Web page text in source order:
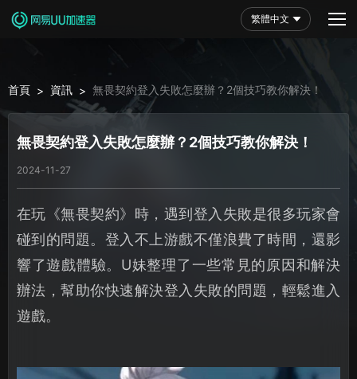
繁體中文
首頁 > 資訊 > 無畏契約登入失敗怎麼辦？2個技巧教你解決！
無畏契約登入失敗怎麼辦？2個技巧教你解決！
2024-11-27
在玩《無畏契約》時，遇到登入失敗是很多玩家會
碰到的問題。登入不上游戲不僅浪費了時間，還影
響了遊戲體驗。U妹整理了一些常見的原因和解決
辦法，幫助你快速解決登入失敗的問題，輕鬆進入
遊戲。